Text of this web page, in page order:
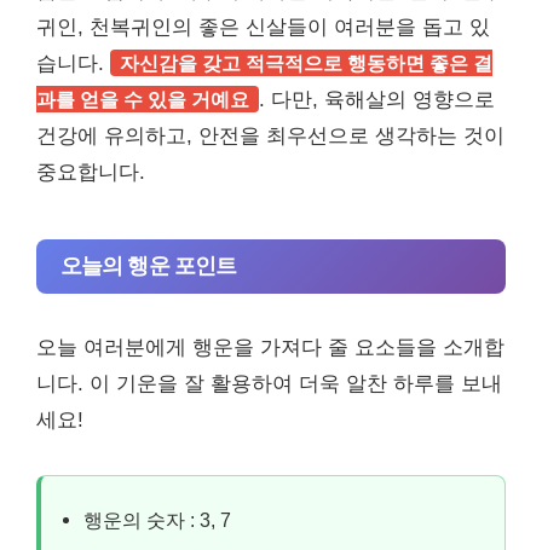
귀인, 천복귀인의 좋은 신살들이 여러분을 돕고 있
습니다.
자신감을 갖고 적극적으로 행동하면 좋은 결
과를 얻을 수 있을 거예요
. 다만, 육해살의 영향으로
건강에 유의하고, 안전을 최우선으로 생각하는 것이
중요합니다.
오늘의 행운 포인트
오늘 여러분에게 행운을 가져다 줄 요소들을 소개합
니다. 이 기운을 잘 활용하여 더욱 알찬 하루를 보내
세요!
행운의 숫자 : 3, 7